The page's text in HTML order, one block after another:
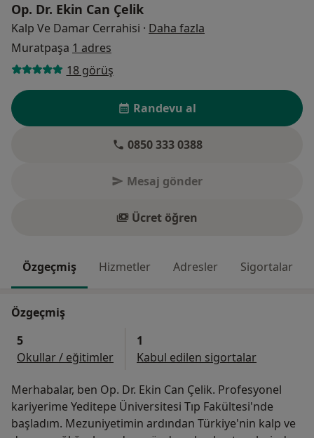
Op. Dr. Ekin Can Çelik
Kalp Ve Damar Cerrahisi · Daha fazla
Muratpaşa 1 adres
18 görüş
Randevu al
0850 333 0388
Mesaj gönder
Ücret öğren
Özgeçmiş Hizmetler Adresler Sigortalar
Özgeçmiş
5
Okullar / eğitimler
1
Kabul edilen sigortalar
Merhabalar, ben Op. Dr. Ekin Can Çelik. Profesyonel
kariyerime Yeditepe Üniversitesi Tıp Fakültesi'nde
başladım. Mezuniyetimin ardından Türkiye'nin kalp ve